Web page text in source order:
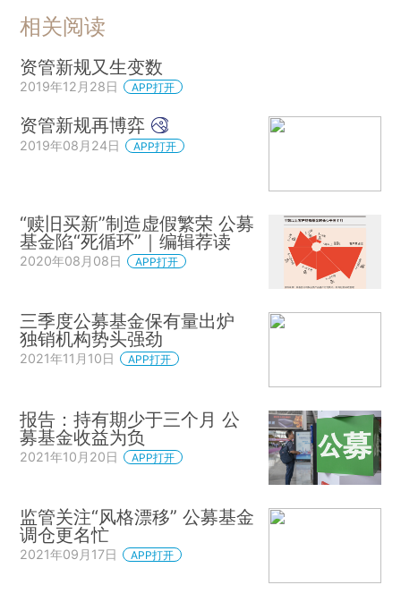
相关阅读
资管新规又生变数
2019年12月28日 APP打开
资管新规再博弈
2019年08月24日 APP打开
“赎旧买新”制造虚假繁荣 公募
基金陷“死循环”｜编辑荐读
2020年08月08日 APP打开
三季度公募基金保有量出炉
独销机构势头强劲
2021年11月10日 APP打开
报告：持有期少于三个月 公
募基金收益为负
2021年10月20日 APP打开
监管关注“风格漂移” 公募基金
调仓更名忙
2021年09月17日 APP打开